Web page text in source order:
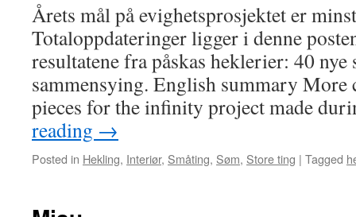
Årets mål på evighetsprosjektet er
Totaloppdateringer ligger i denne
resultatene fra påskas heklerier: 40
sammensying. English summary More
pieces for the infinity project made
reading →
Posted in Hekling, Interiør, Småting, Søm, Store ting | Tagged